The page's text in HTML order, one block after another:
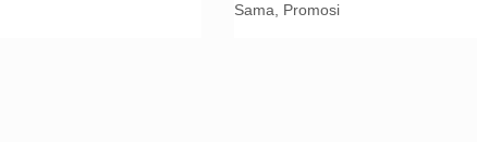
Sama, Promosi